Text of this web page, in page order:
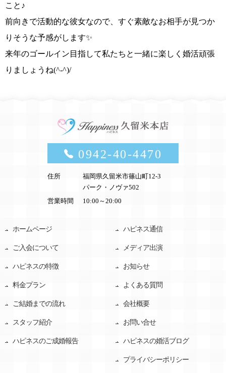
こと ♪
前向きで活動的な彼女なので、すぐ素敵なお相手が見つか
りそうな予感がします✨
来年のゴールイン 目指して私たちと一緒に楽しく婚活頑張
りましょうね(^-^)/
0942-40-4470
住所
福岡県久留米市篠山町12-3
パーク・ノヴァ502
営業時間
10:00～20:00
ホームページ
ご入会について
ハピネスの特徴
料金プラン
ご結婚までの流れ
スタッフ紹介
ハピネスのご成婚報告
ハピネス通信
メディア出演
お知らせ
よくある質問
会社概要
お問い合せ
ハピネスの婚活ブログ
プライバシーポリシー